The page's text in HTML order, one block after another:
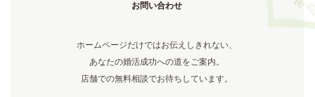
お問い合わせ
ホームページだけではお伝えしきれない、
あなたの婚活成功への道をご案内。
店舗での無料相談でお待ちしています。